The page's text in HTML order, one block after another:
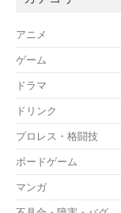
アニメ
ゲーム
ドラマ
ドリンク
プロレス・格闘技
ボードゲーム
マンガ